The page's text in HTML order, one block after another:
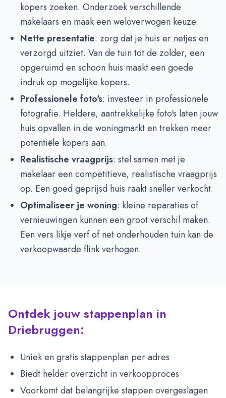
kopers zoeken. Onderzoek verschillende
makelaars en maak een weloverwogen keuze.
Nette presentatie: zorg dat je huis er netjes en
verzorgd uitziet. Van de tuin tot de zolder, een
opgeruimd en schoon huis maakt een goede
indruk op mogelijke kopers.
Professionele foto's: investeer in professionele
fotografie. Heldere, aantrekkelijke foto's laten jouw
huis opvallen in de woningmarkt en trekken meer
potentiële kopers aan.
Realistische vraagprijs: stel samen met je
makelaar een competitieve, realistische vraagprijs
op. Een goed geprijsd huis raakt sneller verkocht.
Optimaliseer je woning: kleine reparaties of
vernieuwingen kunnen een groot verschil maken.
Een vers likje verf of net onderhouden tuin kan de
verkoopwaarde flink verhogen.
Ontdek jouw stappenplan in
Driebruggen:
Uniek en gratis stappenplan per adres
Biedt helder overzicht in verkoopproces
Voorkomt dat belangrijke stappen overgeslagen